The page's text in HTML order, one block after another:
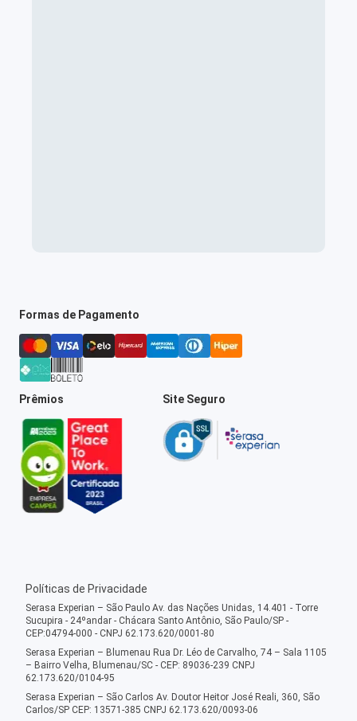
Formas de Pagamento
Prêmios Site Seguro
Políticas de Privacidade
Serasa Experian – São Paulo Av. das Nações Unidas, 14.401 - Torre
Sucupira - 24ºandar - Chácara Santo Antônio, São Paulo/SP -
CEP:04794-000 - CNPJ 62.173.620/0001-80
Serasa Experian – Blumenau Rua Dr. Léo de Carvalho, 74 – Sala 1105
– Bairro Velha, Blumenau/SC - CEP: 89036-239 CNPJ
62.173.620/0104-95
Serasa Experian – São Carlos Av. Doutor Heitor José Reali, 360, São
Carlos/SP CEP: 13571-385 CNPJ 62.173.620/0093-06